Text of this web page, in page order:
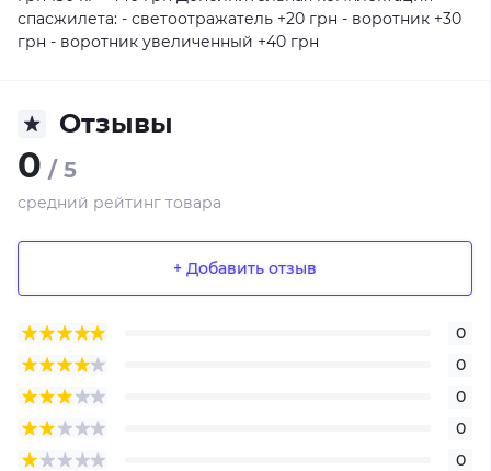
спасжилета: - светоотражатель +20 грн - воротник +30
грн - воротник увеличенный +40 грн
Отзывы
0 / 5
средний рейтинг товара
+ Добавить отзыв
0
0
0
0
0